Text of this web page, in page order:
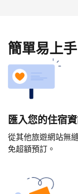
簡單易上
匯入您的住宿
從其他旅遊網站無
免超額預訂。